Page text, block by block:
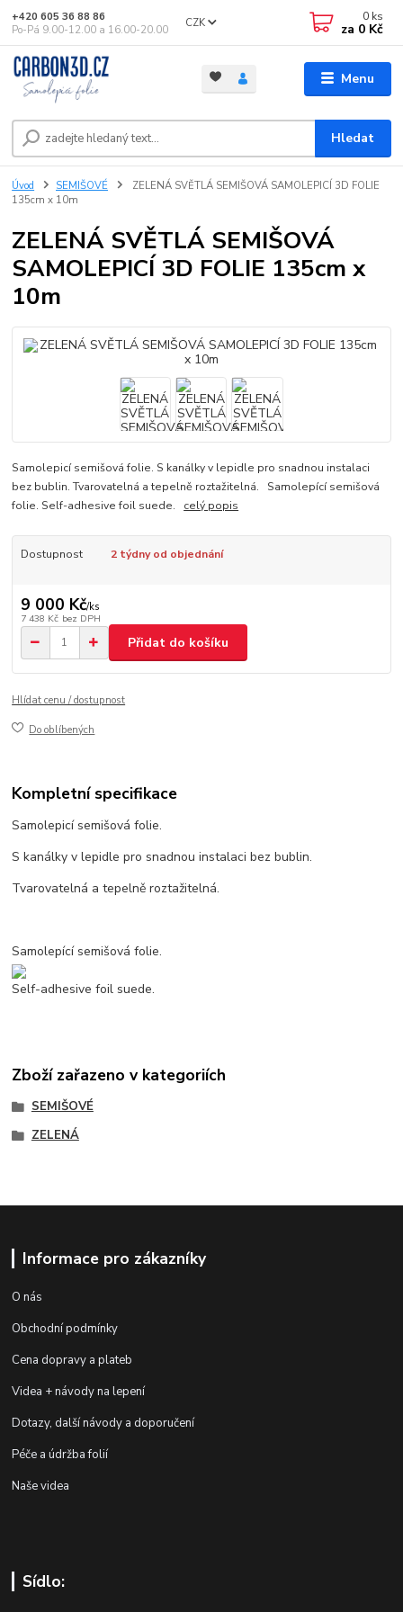
Menu
CZK
Hledat
+420 605 36 88 86
Po-Pá 9.00-12.00 a 16.00-20.00
0 ks
za 0 Kč
Úvod SEMIŠOVÉ
ZELENÁ SVĚTLÁ SEMIŠOVÁ SAMOLEPICÍ 3D FOLIE
135cm x 10m
ZELENÁ SVĚTLÁ SEMIŠOVÁ
SAMOLEPICÍ 3D FOLIE 135cm x
10m
Samolepicí semišová folie. S kanálky v lepidle pro snadnou instalaci
bez bublin. Tvarovatelná a tepelně roztažitelná. Samolepící semišová
folie. Self-adhesive foil suede. celý popis
Dostupnost 2 týdny od objednání
9 000 Kč/ks
7 438 Kč bez DPH
Přidat do košíku
Hlídat cenu / dostupnost
Do oblíbených
Kompletní specifikace
Samolepicí semišová folie.
S kanálky v lepidle pro snadnou instalaci bez bublin.
Tvarovatelná a tepelně roztažitelná.
Samolepící semišová folie.
Self-adhesive foil suede.
Zboží zařazeno v kategoriích
SEMIŠOVÉ
ZELENÁ
Informace pro zákazníky
O nás
Obchodní podmínky
Cena dopravy a plateb
Videa + návody na lepení
Dotazy, další návody a doporučení
Péče a údržba folií
Naše videa
Sídlo: